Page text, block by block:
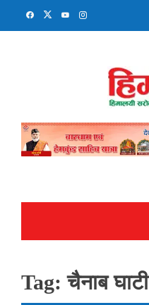
Tag:चैनाब घाटी